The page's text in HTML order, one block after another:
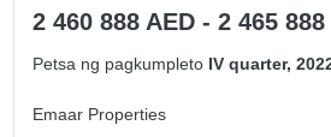
2 460 888 AED - 2 465 888
Petsa ng pagkumpleto IV quarter,
Emaar Properties